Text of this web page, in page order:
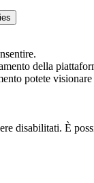
della
potete visionare
disabilitati. È